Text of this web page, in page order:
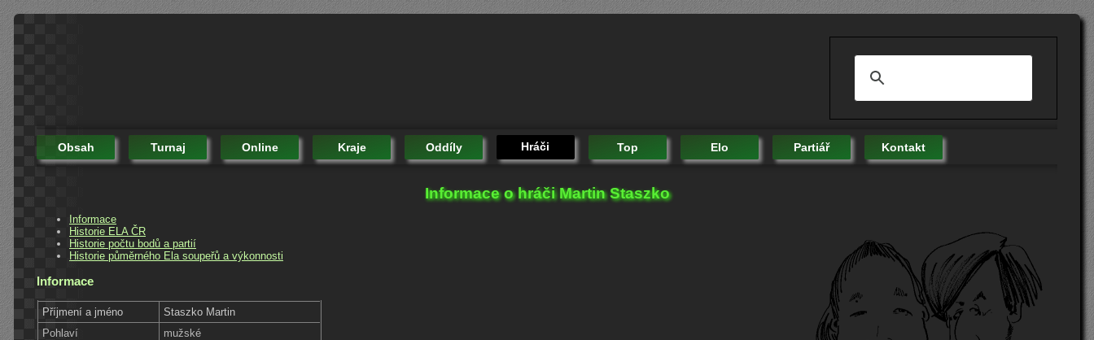
Obsah Turnaj Online Kraje Oddíly Hráči Top Elo Partiář Kontakt
Informace o hráči Martin Staszko
Informace
Historie ELA ČR
Historie počtu bodů a partií
Historie půměrného Ela soupeřů a výkonnosti
Informace
Příjmení a jméno
Staszko Martin
Pohlaví
mužské